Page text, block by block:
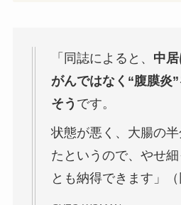
「同誌によると、 中居
がんではなく“腹膜炎
そう です。
状態が悪く、大腸の
たというので、やせ
とも納得できます」（